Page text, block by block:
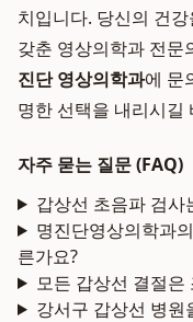
치입니다. 당신의 건
갖춘 영상의학과 전문
진단 영상의학과에 문
명한 선택을 내리시길
자주 묻는 질문 (FAQ)
갑상선 초음파 검사
명진단영상의학과
른가요?
모든 갑상선 결절은
강서구 갑상선 병원